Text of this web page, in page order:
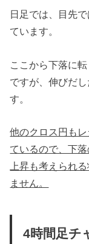
日足では、目先
ています。
ここから下落に
ですが、伸びだ
す。
他のクロス円も
ているので、下
上昇も考えられ
ません。
4時間足チ